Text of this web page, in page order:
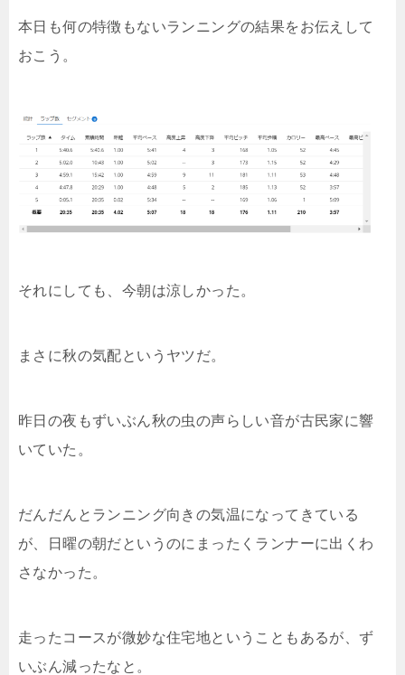
本日も何の特徴もないランニングの結果をお伝えして
おこう。
それにしても、今朝は涼しかった。
まさに秋の気配というヤツだ。
昨日の夜もずいぶん秋の虫の声らしい音が古民家に響
いていた。
だんだんとランニング向きの気温になってきている
が、日曜の朝だというのにまったくランナーに出くわ
さなかった。
走ったコースが微妙な住宅地ということもあるが、ず
いぶん減ったなと。